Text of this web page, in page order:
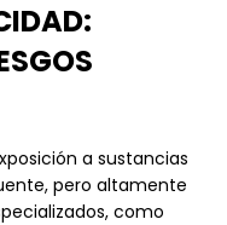
a sustancias
pero altamente
como